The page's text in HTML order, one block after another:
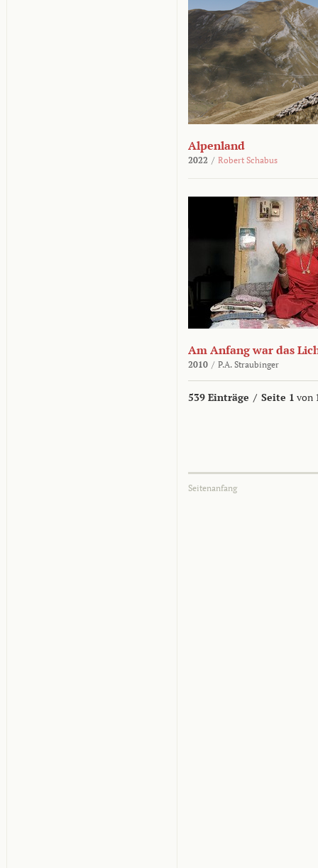
Alpenland
2022 / Robert Schabus
Am Anfang war das
2010 / P.A. Straubinger
539 Einträge / Seite 1 von
Seitenanfang